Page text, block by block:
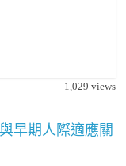
1,029 views
早期人際適應關